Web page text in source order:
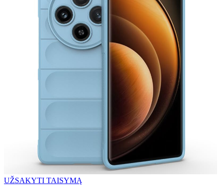
UŽSAKYTI TAISYMĄ